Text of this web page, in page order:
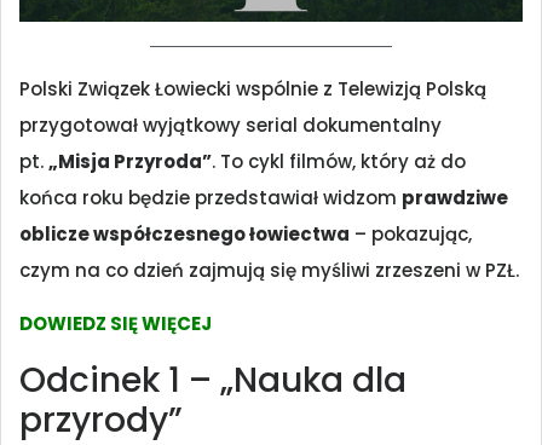
Polski Związek Łowiecki wspólnie z Telewizją Polską
przygotował wyjątkowy serial dokumentalny
pt.„Misja Przyroda”. To cykl filmów, który aż do
końca roku będzie przedstawiał widzom prawdziwe
oblicze współczesnego łowiectwa – pokazując,
czym na co dzień zajmują się myśliwi zrzeszeni w PZŁ.
DOWIEDZ SIĘ WIĘCEJ
Odcinek 1 – „Nauka dla
przyrody”